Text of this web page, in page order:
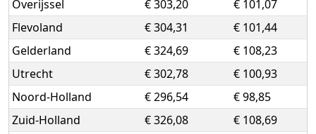
Overijssel
€ 303,20
€ 101,07
Flevoland
€ 304,31
€ 101,44
Gelderland
€ 324,69
€ 108,23
Utrecht
€ 302,78
€ 100,93
Noord-Holland
€ 296,54
€ 98,85
Zuid-Holland
€ 326,08
€ 108,69